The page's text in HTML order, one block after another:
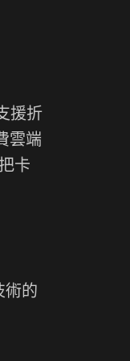
援折
雲端
卡
術的